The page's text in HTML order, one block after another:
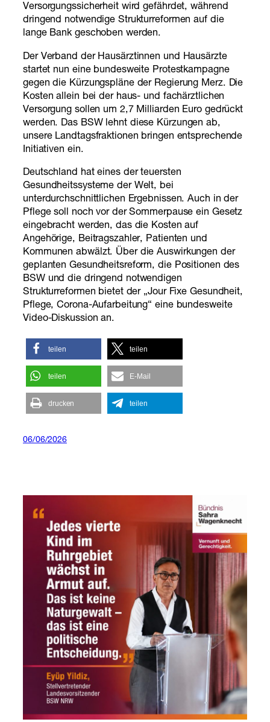
Versorgungssicherheit wird gefährdet, während
dringend notwendige Strukturreformen auf die
lange Bank geschoben werden.
Der Verband der Hausärztinnen und Hausärzte
startet nun eine bundesweite Protestkampagne
gegen die Kürzungspläne der Regierung Merz. Die
Kosten allein bei der haus- und fachärztlichen
Versorgung sollen um 2,7 Milliarden Euro gedrückt
werden. Das BSW lehnt diese Kürzungen ab,
unsere Landtagsfraktionen bringen entsprechende
Initiativen ein.
Deutschland hat eines der teuersten
Gesundheitssysteme der Welt, bei
unterdurchschnittlichen Ergebnissen. Auch in der
Pflege soll noch vor der Sommerpause ein Gesetz
eingebracht werden, das die Kosten auf
Angehörige, Beitragszahler, Patienten und
Kommunen abwälzt. Über die Auswirkungen der
geplanten Gesundheitsreform, die Positionen des
BSW und die dringend notwendigen
Strukturreformen bietet der „Jour Fixe Gesundheit,
Pflege, Corona-Aufarbeitung“ eine bundesweite
Video-Diskussion an.
teilen teilen
teilen E-Mail
drucken teilen
06/06/2026